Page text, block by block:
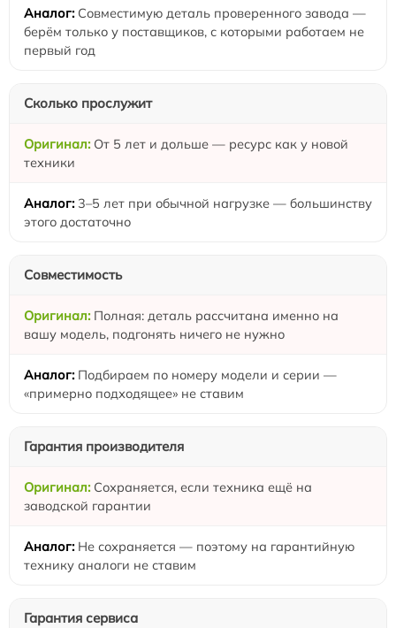
Совместимую деталь проверенного завода —
берём только у поставщиков, с которыми работаем не
первый год
Сколько прослужит
От 5 лет и дольше — ресурс как у новой
техники
3–5 лет при обычной нагрузке — большинству
этого достаточно
Совместимость
Полная: деталь рассчитана именно на
вашу модель, подгонять ничего не нужно
Подбираем по номеру модели и серии —
«примерно подходящее» не ставим
Гарантия производителя
Сохраняется, если техника ещё на
заводской гарантии
Не сохраняется — поэтому на гарантийную
технику аналоги не ставим
Гарантия сервиса